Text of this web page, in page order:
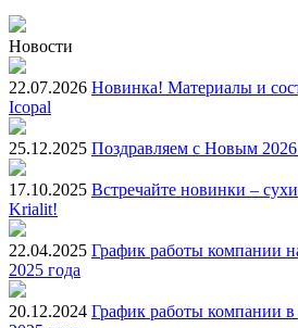
Новости
22.07.2026 Новинка! Материалы и
Icopal
25.12.2025 Поздравляем с Новым
17.10.2025 Встречайте новинки –
Krialit!
22.04.2025 График работы компании
2025 года
20.12.2024 График работы компании